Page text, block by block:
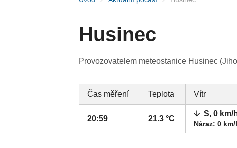
Husinec
Provozovatelem meteostanice Husinec
Čas měření Teplota Vítr
20:59 21.3 °C
S, 0 km/
Náraz: 0 km/